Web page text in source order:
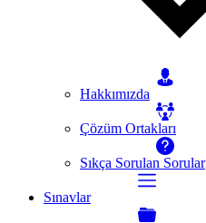
Hakkımızda
Çözüm Ortakları
Sıkça Sorulan Sorular
Sınavlar